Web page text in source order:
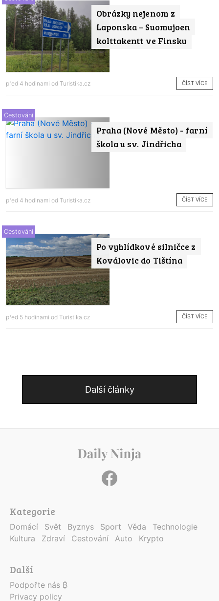
Obrázky nejenom z
Laponska – Suomujoen
kolttakentt ve Finsku
před 4 hodinami od Turistika.cz ČÍST VÍCE
Praha (Nové Město) - farní
škola u sv. Jindřicha
Cestování
před 4 hodinami od Turistika.cz ČÍST VÍCE
Po vyhlídkové silničce z
Koválovic do Tištína
Cestování
před 5 hodinami od Turistika.cz ČÍST VÍCE
Další články
Kategorie
Domácí Svět Byznys Sport Věda
Technologie
Kultura
Zdraví Cestování Auto Krypto
Další
Podpořte nás ₿
Privacy policy